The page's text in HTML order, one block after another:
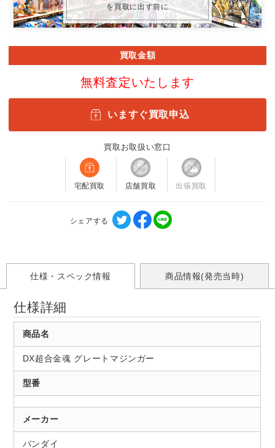
を買取に出す前に
買取金額
無料査定いたします
いますぐ買取申込
買取お取扱い窓口
宅配買取 店舗買取 出張買取
シェアする
仕様・スペック情報 商品情報(発売当時)
仕様詳細
商品名
DX超合金魂 グレートマジンガー
型番
メーカー
バンダイ